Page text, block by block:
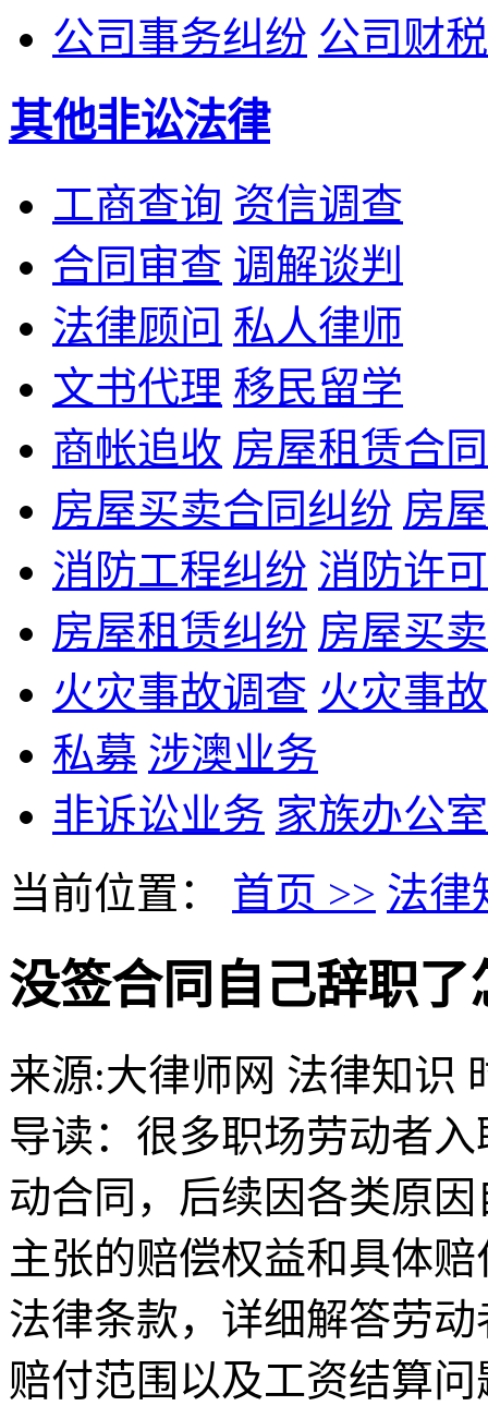
公司事务纠纷 公司财税
其他非讼法律
工商查询 资信调查
合同审查 调解谈判
法律顾问 私人律师
文书代理 移民留学
商帐追收 房屋租赁合
房屋买卖合同纠纷 房
消防工程纠纷 消防许
房屋租赁纠纷 房屋买
火灾事故调查 火灾事
私募 涉澳业务
非诉讼业务 家族办公室
当前位置：
首页 >> 法律
没签合同自己辞职了
来源:大律师网 法律知识
导读： 很多职场劳动者
动合同，后续因各类原
主张的赔偿权益和具体
法律条款，详细解答劳
赔付范围以及工资结算